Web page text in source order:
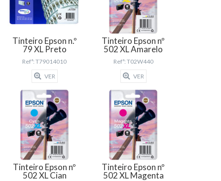
Tinteiro Epson n.º
79 XL Preto
Refª: T79014010
VER
Tinteiro Epson nº
502 XL Amarelo
Refª: T02W440
VER
Tinteiro Epson nº
502 XL Cian
Tinteiro Epson nº
502 XL Magenta